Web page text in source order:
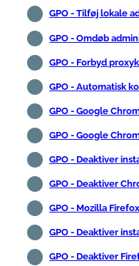
GPO - Tilføj lokale
GPO - Omdøb
GPO - Forbyd
GPO - Automatisk
GPO - Google
GPO - Google
GPO - Deaktiver
GPO - Deaktiver
GPO - Mozilla
GPO - Deaktiver
GPO - Deaktiver